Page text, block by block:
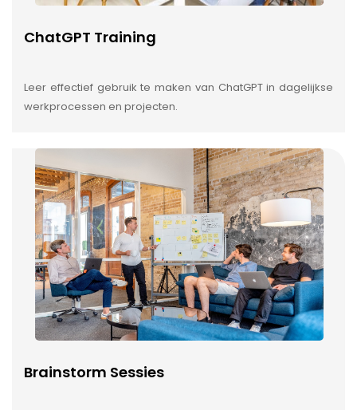
ChatGPT Training
Leer effectief gebruik te maken van ChatGPT in dagelijkse
werkprocessen en projecten.
Brainstorm Sessies